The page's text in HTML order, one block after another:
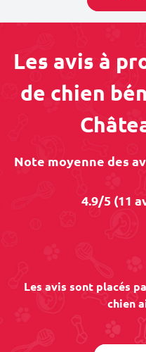
Les avis à
de chien
Note moyenne des
4.9/5 (11
Les avis sont placés
chien